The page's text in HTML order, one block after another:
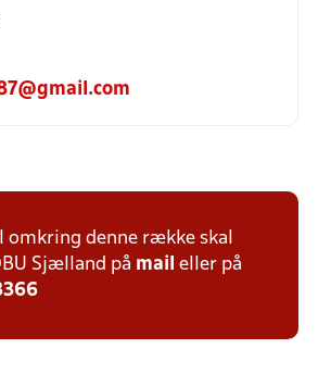
omkring denne række skal
Sjælland på mail eller på